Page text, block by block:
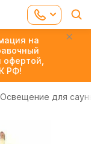
на
РФ!
Освещение для